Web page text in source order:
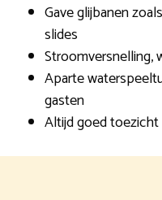
Gave glijbanen
slides
Stroomversnelling,
Aparte
gasten
Altijd goed